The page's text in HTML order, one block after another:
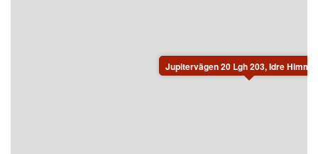
Jupitervägen 20 Lgh 203, Idre